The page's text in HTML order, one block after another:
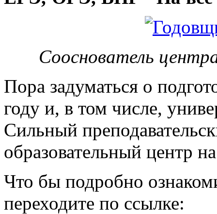
Сооснователь
Пора задуматься о
году и, в том числе,
Сильный
образовательный центр
Что бы подробно
переходите по ссылке: